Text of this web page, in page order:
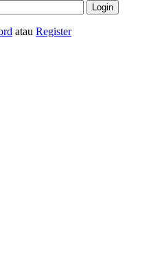
atau Register